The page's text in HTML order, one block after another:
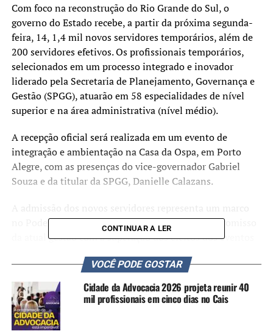
Com foco na reconstrução do Rio Grande do Sul, o
governo do Estado recebe, a partir da próxima segunda-
feira, 14, 1,4 mil novos servidores temporários, além de
200 servidores efetivos. Os profissionais temporários,
selecionados em um processo integrado e inovador
liderado pela Secretaria de Planejamento, Governança e
Gestão (SPGG), atuarão em 58 especialidades de nível
superior e na área administrativa (nível médio).
A recepção oficial será realizada em um evento de
integração e ambientação na Casa da Ospa, em Porto
Alegre, com as presenças do vice-governador Gabriel
Souza e da titular da SPGG, Danielle Calazans.
no Poder Executivo gaúcho e materializa o compromisso
da atual gestão com a superação dos efeitos dos eventos
últimos anos, em alinhamento com as diretrizes
estabelecidas noPlano Rio Grande. Além disso, reforça
a estratégia de fortalecimento da máquina pública por
meio do incremento de seus quadros.
CONTINUAR A LER
VOCÊ PODE GOSTAR
Cidade da Advocacia 2026 projeta reunir 40
mil profissionais em cinco dias no Cais